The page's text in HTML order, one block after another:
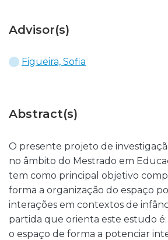
Advisor(s)
Figueira, Sofia
Abstract(s)
O presente projeto de
no âmbito do Mestrado em
tem como principal objetivo
forma a organização do espaço
interações em contextos de
partida que orienta este estudo é:
o espaço de forma a potenciar